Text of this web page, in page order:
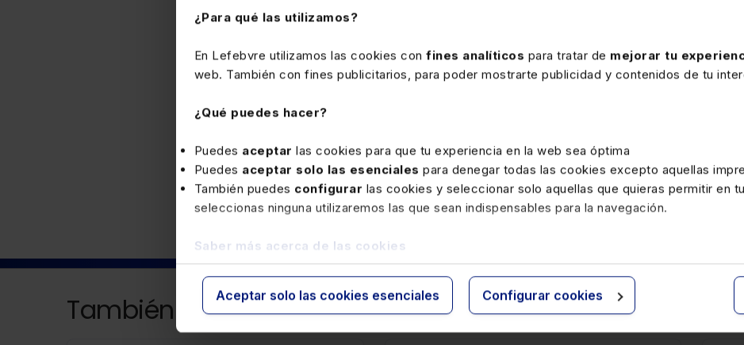
¿Para qué las utilizamos?
En Lefebvre utilizamos las cookies con fines analíticos para tratar de mejorar tu
web. También con fines publicitarios, para poder mostrarte publicidad y contenidos de tu
¿Qué puedes hacer?
Puedes aceptar las cookies para que tu experiencia en la web sea óptima
Puedes aceptar solo las esenciales para denegar todas las cookies excepto aquellas
También puedes configurar las cookies y seleccionar solo aquellas que quieras permitir en
seleccionas ninguna utilizaremos las que sean indispensables para la navegación.
Saber más acerca de las cookies
Aceptar solo las cookies esenciales Configurar cookies
Ver memento
También puede interesarte